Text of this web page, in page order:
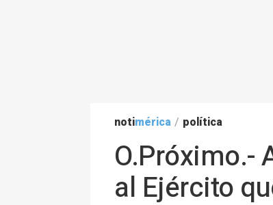
notimérica / política
O.Próximo.-
al Ejército